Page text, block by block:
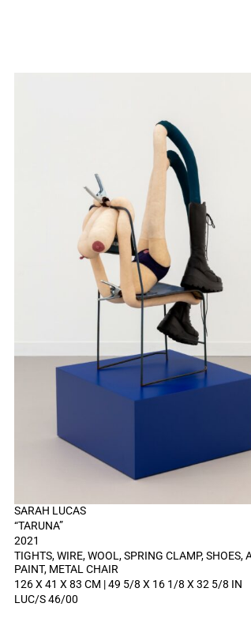
SARAH LUCAS
“TARUNA”
2021
TIGHTS, WIRE, WOOL, SPRING CLAMP, SHOES,
PAINT, METAL CHAIR
126 X 41 X 83 CM | 49 5/8 X 16 1/8 X 32 5/8 IN
LUC/S 46/00